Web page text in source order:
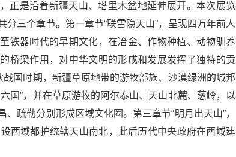
正是沿着新疆天山、塔里木盆地延伸展开。本次展览
三个章节。第一章节“联雪隐天山”，呈现四万年前人
铁器时代的早期文化，在冶金、作物种植、动物驯养
桥梁作用，对中华文明的形成和发展发挥了独特的贡
战国时期，新疆草原地带的游牧部族、沙漠绿洲的城邦
国”，并在草原游牧的阿尔泰山、天山北麓、葱岭，以
疏勒分别形成区域文化圈。第三章节“明月出天山”，
西域都护统辖天山南北，此后历代中央政府在西域建